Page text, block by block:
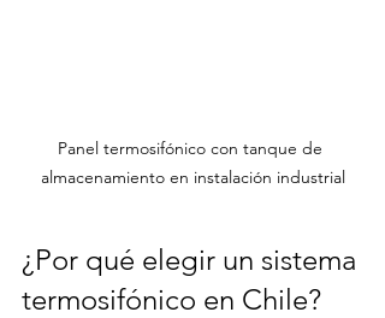
Panel termosifónico con tanque de
almacenamiento en instalación industrial
¿Por qué elegir un sistema
termosifónico en Chile?